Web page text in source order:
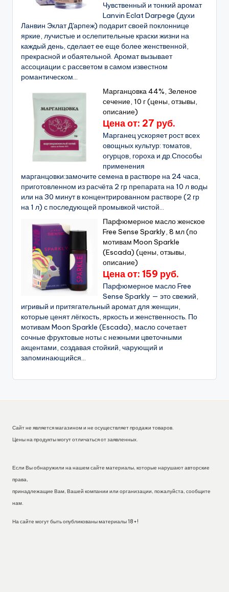
Чувственный и тонкий аромат
Lanvin Eclat Darpege (духи
Ланвин Эклат Д'арпеж) подарит своей поклоннице
яркие, лучистые и ослепительные краски жизни на
каждый день, сделает ее еще более женственной,
прекрасной и обаятельной. Аромат вызывает
ассоциации с рассветом в самом известном
романтическом...
Марганцовка 44%, Зеленое
сечение, 10 г (цены, отзывы,
описание)
Цена от: 27 руб.
Марганец ускоряет рост всех
овощных культур: томатов,
огурцов, гороха и др.Способы
применения
марганцовки:замочите семена в растворе на 24 часа,
приготовленном из расчёта 2 гр препарата на 10 л воды
или на 30 минут в концентрированном растворе (2 гр
на 1 л) с последующей промывкой чистой...
Парфюмерное масло женское
Free Sense Sparkly, 8 мл (по
мотивам Moon Sparkle
(Escada) (цены, отзывы,
описание)
Цена от: 159 руб.
Парфюмерное масло Free
Sense Sparkly — это свежий,
игривый и притягательный аромат для женщин,
которые ценят лёгкость, яркость и женственность. По
мотивам Moon Sparkle (Escada), масло сочетает
сочные фруктовые ноты с нежными цветочными
акцентами, создавая стойкий, чарующий и
запоминающийся...
Сайт не является магазином и не осуществляет продажи товаров.
Цены на продукты могут отличаться от заявленных.
Если Вы обнаружили на нашем сайте материалы, которые нарушают авторские
права,
принадлежащие Вам, Вашей компании или организации, пожалуйста, сообщите
нам.
На сайте могут быть опубликованы материалы 18+!